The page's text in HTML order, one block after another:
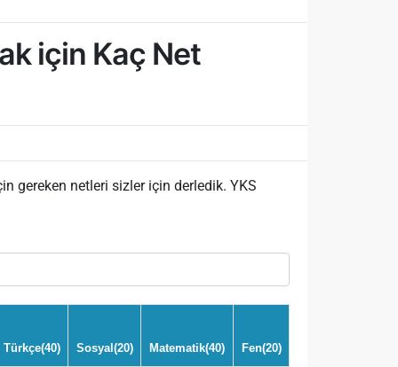
için Kaç Net
gereken netleri sizler için derledik. YKS
Türkçe(40) Sosyal(20) Matematik(40) Fen(20)